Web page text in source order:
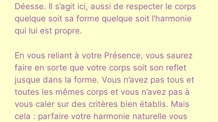
Déesse. Il s’agit ici, aussi de respecter le corps
quelque soit sa forme quelque soit l’harmonie
qui lui est propre.
En vous reliant à votre Présence, vous saurez
faire en sorte que votre corps soit son reflet
jusque dans la forme. Vous n’avez pas tous et
toutes les mêmes corps et vous n’avez pas à
vous caler sur des critères bien établis. Mais
cela : parfaire votre harmonie naturelle vous